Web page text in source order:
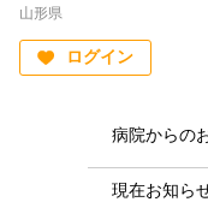
山形県
ログイン
病院からの
現在お知ら